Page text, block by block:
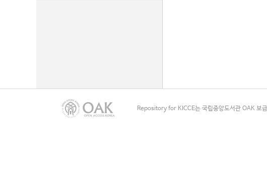
Repository for KICCE는 국립중앙도서관 OAK 보